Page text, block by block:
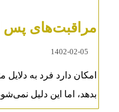
مراقبت‌های پس
1402-02-05
امکان دارد فرد به
بدهد، اما این دلیل